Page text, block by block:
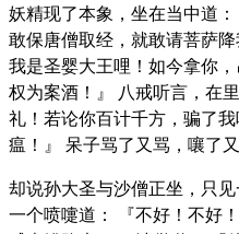
妖精现了本象，坐在当中道
敢保唐僧取经，就敢请菩萨
我是圣婴大王哩！如今拿你
权为案酒！』 八戒听言，在
礼！若论你百计千方，骗了
瘟！』 呆子骂了又骂，嚷了又
却说孙大圣与沙僧正坐，只
一个喷嚏道： 『不好！不好